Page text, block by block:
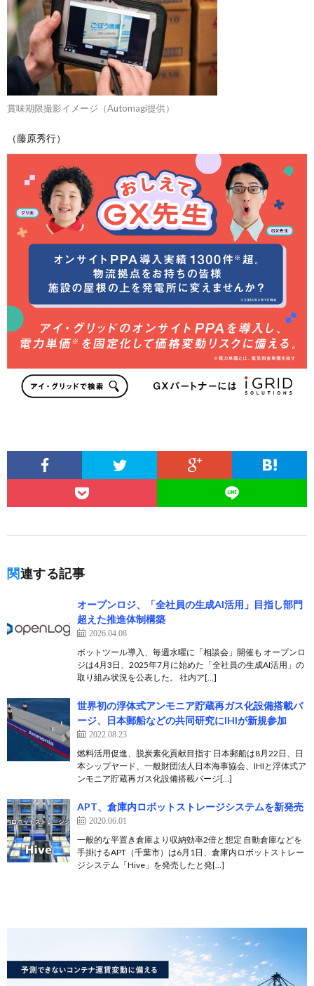
賞味期限撮影イメージ（Automagi提供）
（藤原秀行）
関連する記事
オープンロジ、「全社員の生成AI活用」目指し部門
超えた推進体制構築
2026.04.08
ボットツール導入、毎週水曜に「相談会」開催も オープンロ
ジは4月3日、2025年7月に始めた「全社員の生成AI活用」の
取り組み状況を公表した。 社内ア[…]
世界初の浮体式アンモニア貯蔵再ガス化設備搭載バ
ージ、日本郵船などの共同研究にIHIが新規参加
2022.08.23
燃料活用促進、脱炭素化貢献目指す 日本郵船は8月22日、日
本シップヤード、一般財団法人日本海事協会、IHIと浮体式ア
ンモニア貯蔵再ガス化設備搭載バージ[…]
APT、倉庫内ロボットストレージシステムを新発売
2020.06.01
一般的な平置き倉庫より収納効率2倍と想定 自動倉庫などを
手掛けるAPT（千葉市）は6月1日、倉庫内ロボットストレー
ジシステム「Hive」を発売したと発[…]